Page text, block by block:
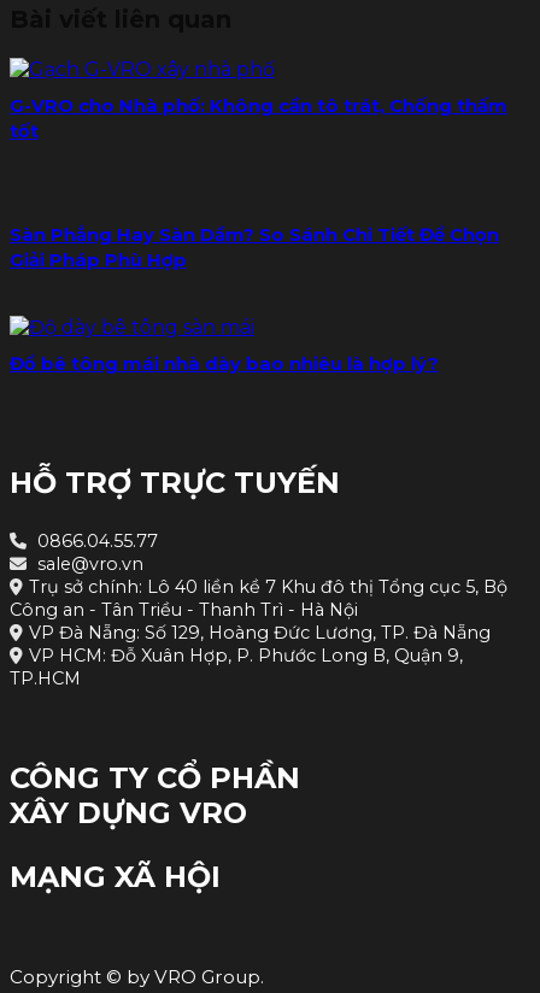
G-VRO cho Nhà phố: Không cần tô trát, Chống thấm
tốt
Sàn Phẳng Hay Sàn Dầm? So Sánh Chi Tiết Để Chọn
Giải Pháp Phù Hợp
Đổ bê tông mái nhà dày bao nhiêu là hợp lý?
HỖ TRỢ TRỰC TUYẾN
0866.04.55.77
sale@vro.vn
Trụ sở chính: Lô 40 liền kề 7 Khu đô thị Tổng cục 5, Bộ
Công an - Tân Triều - Thanh Trì - Hà Nội
VP Đà Nẵng: Số 129, Hoàng Đức Lương, TP. Đà Nẵng
VP HCM: Đỗ Xuân Hợp, P. Phước Long B, Quận 9,
TP.HCM
CÔNG TY CỔ PHẦN
XÂY DỰNG VRO
MẠNG XÃ HỘI
Copyright © by VRO Group.